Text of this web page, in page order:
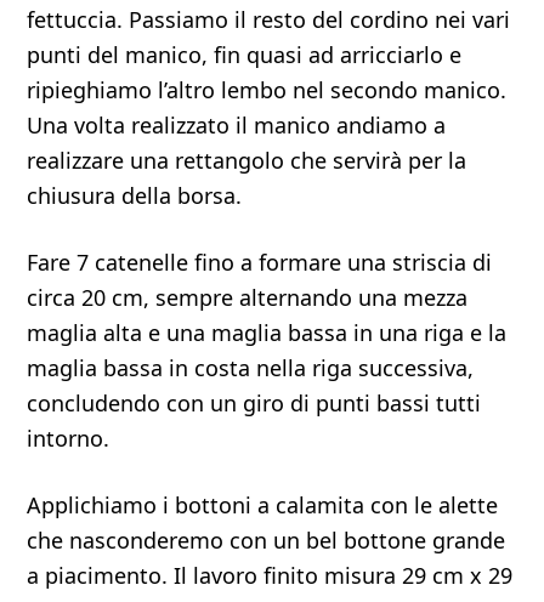
fettuccia. Passiamo il resto del cordino nei vari
punti del manico, fin quasi ad arricciarlo e
ripieghiamo l’altro lembo nel secondo manico.
Una volta realizzato il manico andiamo a
realizzare una rettangolo che servirà per la
chiusura della borsa.
Fare 7 catenelle fino a formare una striscia di
circa 20 cm, sempre alternando una mezza
maglia alta e una maglia bassa in una riga e la
maglia bassa in costa nella riga successiva,
concludendo con un giro di punti bassi tutti
intorno.
Applichiamo i bottoni a calamita con le alette
che nasconderemo con un bel bottone grande
a piacimento. Il lavoro finito misura 29 cm x 29